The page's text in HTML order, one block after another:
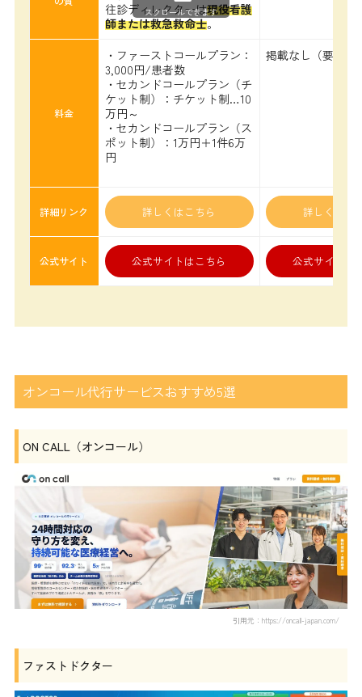
往診ディレクターは現役看護
師または救急救命士。
料金
・ファーストコールプラン：
3,000円/患者数
・セカンドコールプラン（チ
ケット制）：チケット制…10
万円～
・セカンドコールプラン（ス
ポット制）：1万円＋1件6万
円
掲載なし（要問合
詳細リンク 詳しくはこちら 詳しくはこ
公式サイト 公式サイトはこちら 公式サイトは
スクロールできます
オンコール代行サービスおすすめ5選
ON CALL（オンコール）
引用元：https://oncall-japan.com/
ファストドクター